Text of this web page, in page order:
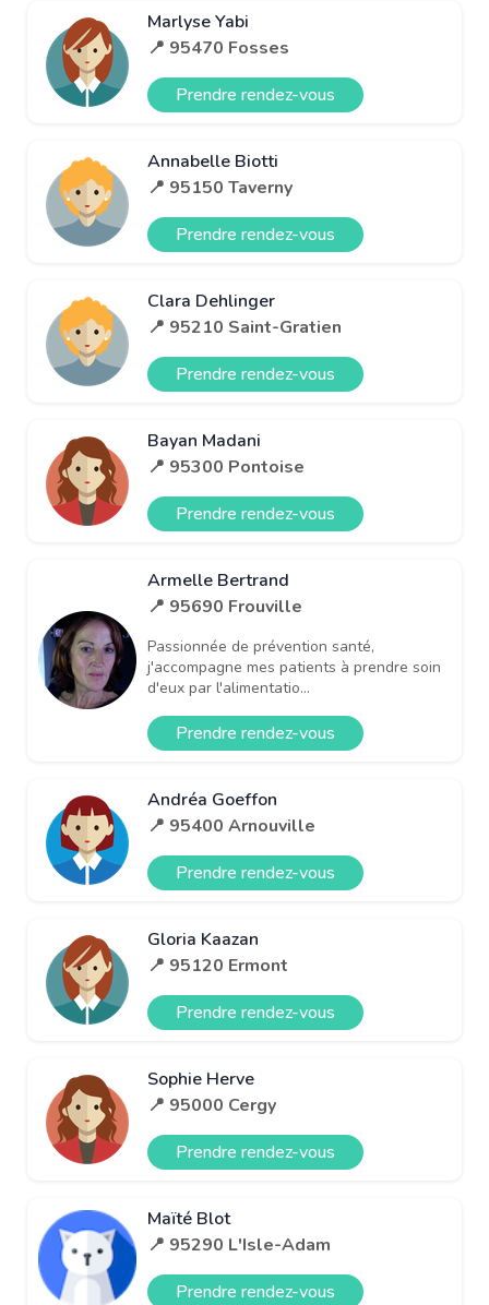
Marlyse Yabi
📍 95470 Fosses
Prendre rendez-vous
Annabelle Biotti
📍 95150 Taverny
Prendre rendez-vous
Clara Dehlinger
📍 95210 Saint-Gratien
Prendre rendez-vous
Bayan Madani
📍 95300 Pontoise
Prendre rendez-vous
Armelle Bertrand
📍 95690 Frouville
Passionnée de prévention santé,
j'accompagne mes patients à prendre soin
d'eux par l'alimentatio...
Prendre rendez-vous
Andréa Goeffon
📍 95400 Arnouville
Prendre rendez-vous
Gloria Kaazan
📍 95120 Ermont
Prendre rendez-vous
Sophie Herve
📍 95000 Cergy
Prendre rendez-vous
Maïté Blot
📍 95290 L'Isle-Adam
Prendre rendez-vous